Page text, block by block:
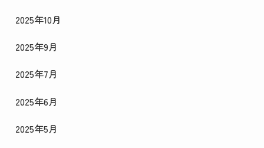
2025年10月
2025年9月
2025年7月
2025年6月
2025年5月